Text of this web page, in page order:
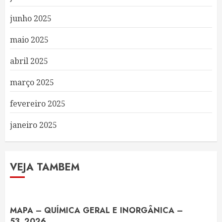
junho 2025
maio 2025
abril 2025
março 2025
fevereiro 2025
janeiro 2025
VEJA TAMBEM
MAPA – QUÍMICA GERAL E INORGÂNICA –